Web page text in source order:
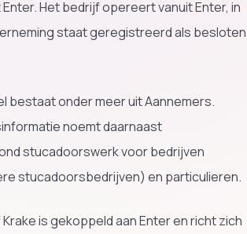
Het bedrijf opereert vanuit Enter, in
staat geregistreerd als besloten
bestaat onder meer uit Aannemers.
noemt daarnaast
stucadoorswerk voor bedrijven
stucadoorsbedrijven) en particulieren.
is gekoppeld aan Enter en richt zich